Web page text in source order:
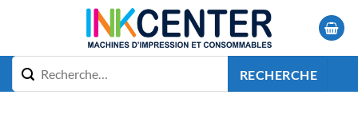
RECHERCHE